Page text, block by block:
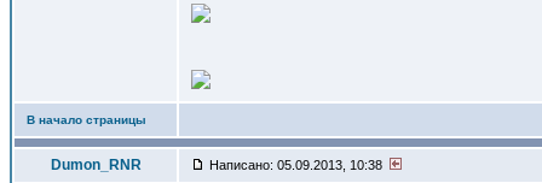
В начало страницы
Dumon_RNR Написано: 05.09.2013, 10:38